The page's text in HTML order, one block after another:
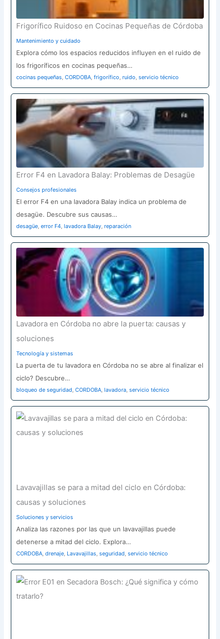
Frigorífico Ruidoso en Cocinas Pequeñas de Córdoba
Mantenimiento y cuidado
Explora cómo los espacios reducidos influyen en el ruido de
los frigoríficos en cocinas pequeñas…
cocinas pequeñas,CORDOBA,frigorífico,ruido,servicio técnico
Error F4 en Lavadora Balay: Problemas de Desagüe
Consejos profesionales
El error F4 en una lavadora Balay indica un problema de
desagüe. Descubre sus causas…
desagüe,error F4,lavadora Balay,reparación
Lavadora en Córdoba no abre la puerta: causas y
soluciones
Tecnología y sistemas
La puerta de tu lavadora en Córdoba no se abre al finalizar el
ciclo? Descubre…
bloqueo de seguridad,CORDOBA,lavadora,servicio técnico
Lavavajillas se para a mitad del ciclo en Córdoba:
causas y soluciones
Soluciones y servicios
Analiza las razones por las que un lavavajillas puede
detenerse a mitad del ciclo. Explora…
CORDOBA,drenaje, Lavavajillas,seguridad,servicio técnico